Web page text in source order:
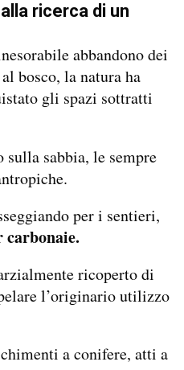
ricerca di un
abbandono dei
bosco, la natura ha
gli spazi sottratti
sulla sabbia, le sempre
per i sentieri,
carbonaie.
ricoperto di
l’originario utilizzo
a conifere, atti a